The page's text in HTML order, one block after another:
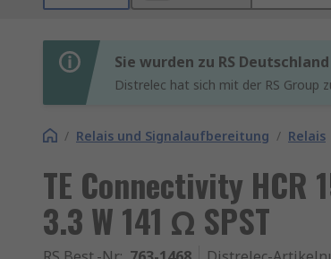
Sie wurden zu RS
Distrelec hat sich mit der RS Group
/ Relais und Signalaufbereitung / Relais
TE Connectivity HCR
3.3 W 141 Ω SPST